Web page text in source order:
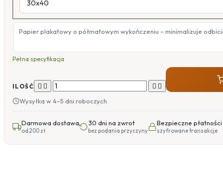
Papier plakatowy o półmatowym wykończeniu – minimalizuje
Pełna specyfikacja
ILOŚĆ    
Wysyłka w 4–5 dni roboczych
Darmowa dostawa
od 200 zł
30 dni na zwrot
bez podania przyczyny
Bezpieczne płatności
szyfrowane transakcje